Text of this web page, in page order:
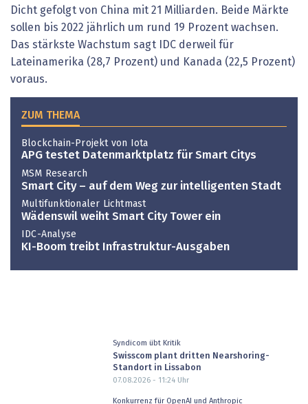
Dicht gefolgt von China mit 21 Milliarden. Beide Märkte
sollen bis 2022 jährlich um rund 19 Prozent wachsen.
Das stärkste Wachstum sagt IDC derweil für
Lateinamerika (28,7 Prozent) und Kanada (22,5 Prozent)
voraus.
ZUM THEMA
Blockchain-Projekt von Iota
APG testet Datenmarktplatz für Smart Citys
MSM Research
Smart City – auf dem Weg zur intelligenten Stadt
Multifunktionaler Lichtmast
Wädenswil weiht Smart City Tower ein
IDC-Analyse
KI-Boom treibt Infrastruktur-Ausgaben
Syndicom übt Kritik
Swisscom plant dritten Nearshoring-
Standort in Lissabon
07.08.2026 - 11:24Uhr
Konkurrenz für OpenAI und Anthropic